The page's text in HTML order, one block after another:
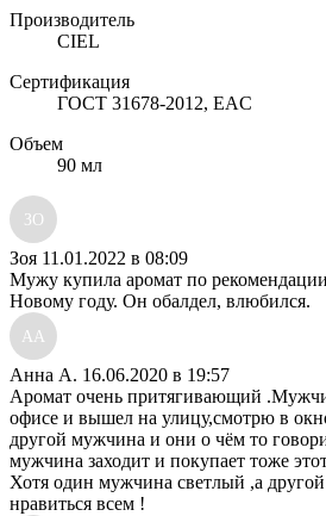
Производитель
CIEL
Сертификация
ГОСТ 31678-2012, EAC
Объем
90 мл
ЗО
Зоя 11.01.2022 в 08:09
Мужу купила аромат по
Новому году. Он обалдел, влюбился.
АА
Анна А. 16.06.2020 в 19:57
Аромат очень притягивающий
офисе и вышел на улицу,смотрю в
другой мужчина и они о чём то
мужчина заходит и покупает тоже
Хотя один мужчина светлый ,а
нравиться всем !